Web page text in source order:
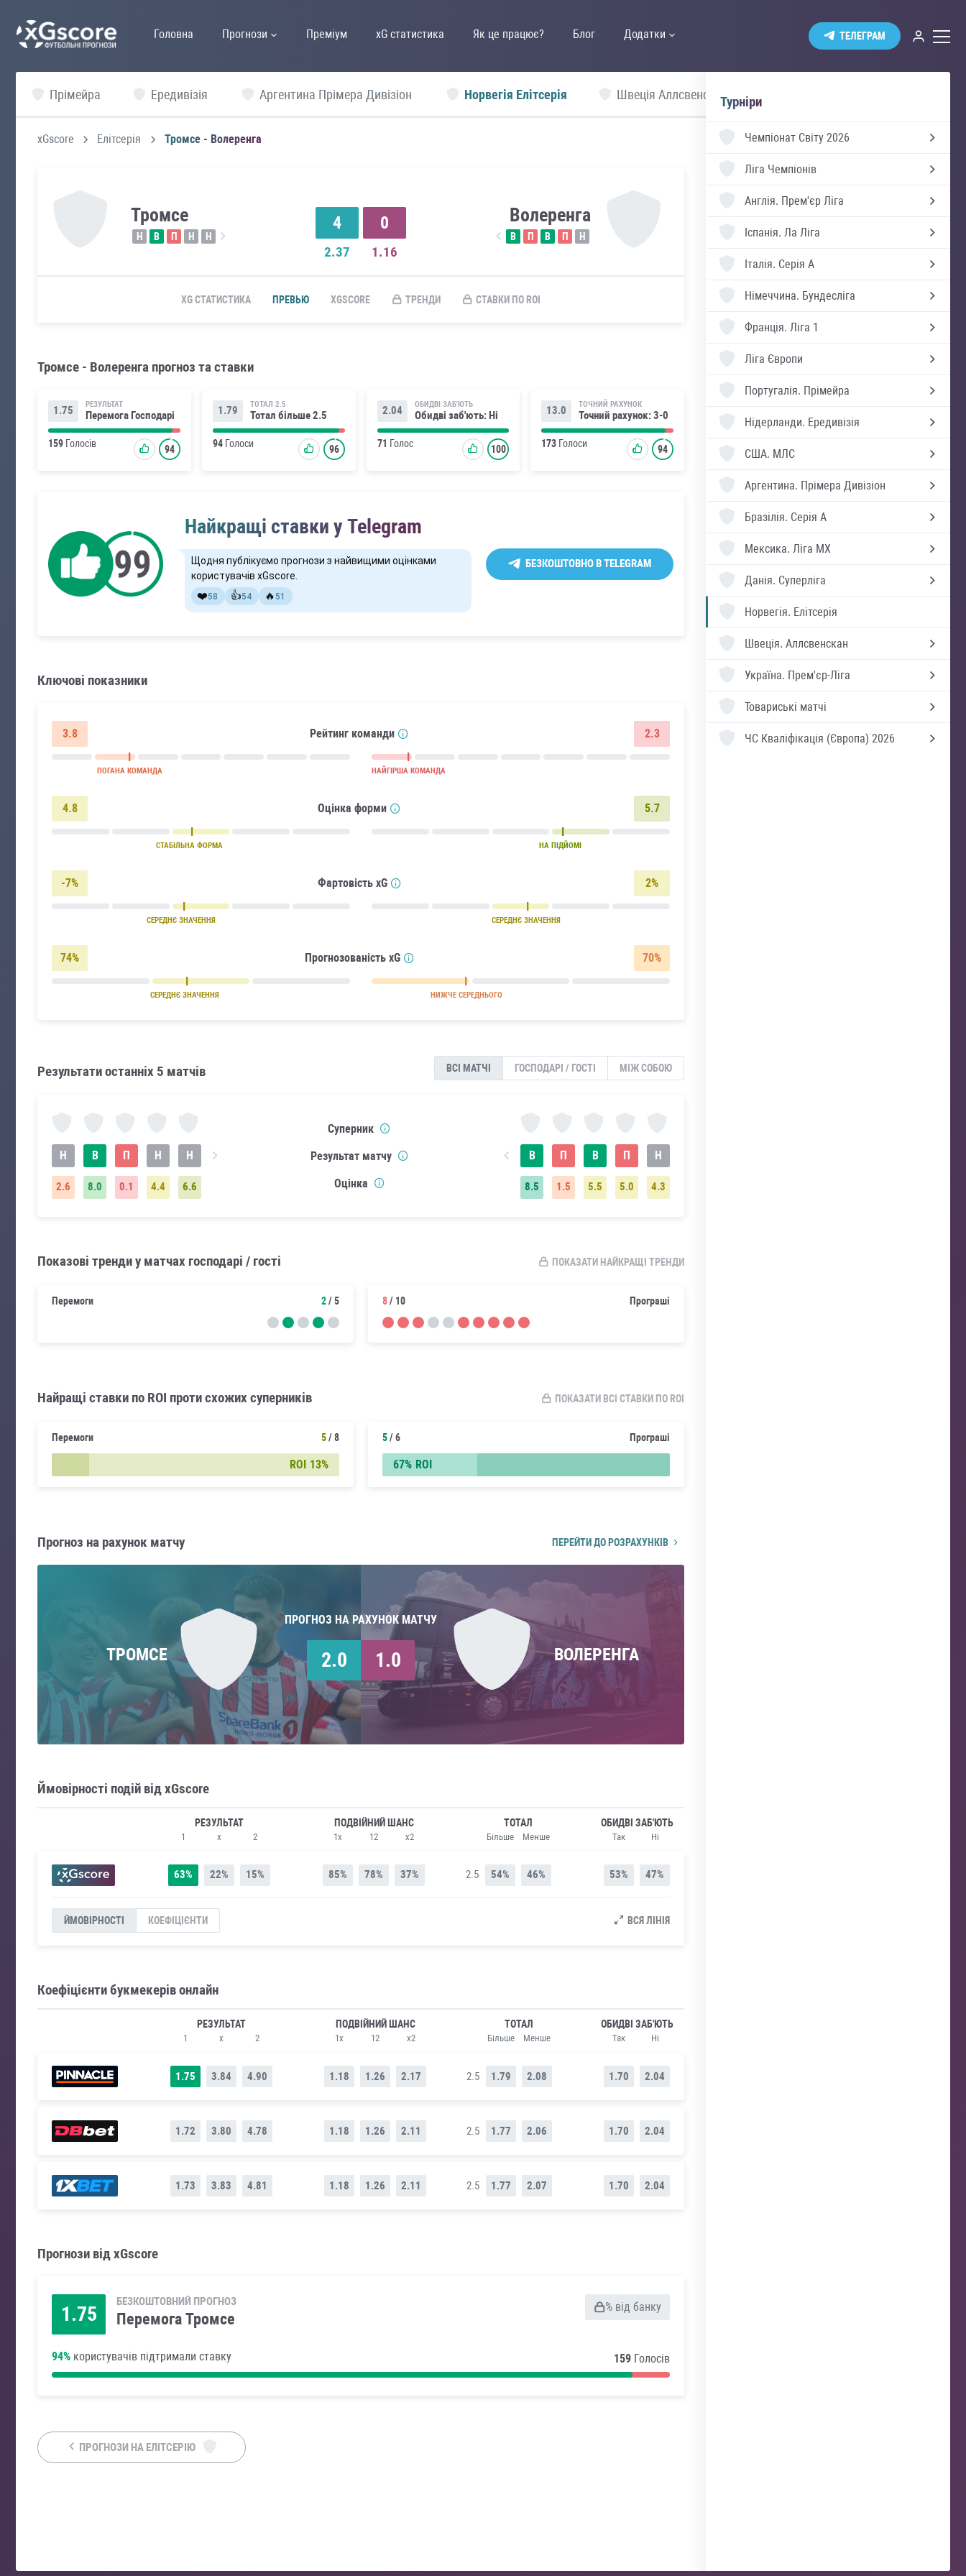
Головна Прогнози Преміум xG статистика Як це працює? Блог Додатки ТЕЛЕГРАМ
Прімейра Ередивізія Аргентина Прімера Дивізіон Норвегія Елітсерія Швеція Аллсвенскан
xGscore Елітсерія Тромсе - Волеренга
Тромсе
Н В П Н Н
4
2.37
0
1.16
Волеренга
В П В П Н
XG СТАТИСТИКА ПРЕВЬЮ XGSCORE ТРЕНДИ СТАВКИ ПО ROI
Тромсе - Волеренга прогноз та ставки
1.75 РЕЗУЛЬТАТ
Перемога Господарі
159 Голосів 94
1.79 ТОТАЛ 2.5
Тотал більше 2.5
94 Голоси 96
2.04 ОБИДВІ ЗАБ'ЮТЬ
Обидві заб'ють: Ні
71 Голос 100
13.0 ТОЧНИЙ РАХУНОК
Точний рахунок: 3-0
173 Голоси 94
Найкращі ставки у Telegram
Щодня публікуємо прогнози з найвищими оцінками
користувачів xGscore.
❤️58 👍54 🔥 51
БЕЗКОШТОВНО В TELEGRAM
Ключові показники
3.8 Рейтинг команди 2.3
ПОГАНА КОМАНДА НАЙГІРША КОМАНДА
4.8 Оцінка форми 5.7
СТАБІЛЬНА ФОРМА НА ПІДЙОМІ
-7% Фартовість xG 2%
СЕРЕДНЄ ЗНАЧЕННЯ СЕРЕДНЄ ЗНАЧЕННЯ
74% Прогнозованість xG 70%
СЕРЕДНЄ ЗНАЧЕННЯ НИЖЧЕ СЕРЕДНЬОГО
Результати останніх 5 матчів ВСІ МАТЧІ ГОСПОДАРІ / ГОСТІ МІЖ СОБОЮ
Н
6.6
Н
4.4
П
0.1
В
8.0
Н
2.6
Суперник
Результат матчу
Оцінка
В
8.5
П
1.5
В
5.5
П
5.0
Н
4.3
Показові тренди у матчах господарі / гості ПОКАЗАТИ НАЙКРАЩІ ТРЕНДИ
Перемоги 2/ 5 Програші
8/ 10
Найращі ставки по ROI проти схожих суперників ПОКАЗАТИ ВСІ СТАВКИ ПО ROI
Перемоги 5/ 8
ROI 13%
Програші
5/ 6
ROI
67%
Прогноз на рахунок матчу ПЕРЕЙТИ ДО РОЗРАХУНКІВ
ТРОМСЕ
ПРОГНОЗ НА РАХУНОК МАТЧУ
2.0 1.0 ВОЛЕРЕНГА
Ймовірності подій від xGscore
РЕЗУЛЬТАТ
1
63%
x
22%
2
15%
ПОДВІЙНИЙ ШАНС
1x
85%
12
78%
x2
37%
ТОТАЛ
2.5
Більше
54%
Менше
46%
ОБИДВІ ЗАБ'ЮТЬ
Так
53%
Ні
47%
ЙМОВІРНОСТІ КОЕФІЦІЄНТИ ВСЯ ЛІНІЯ
Коефіцієнти букмекерів онлайн
РЕЗУЛЬТАТ
1
1.75
x
3.84
2
4.90
ПОДВІЙНИЙ ШАНС
1x
1.18
12
1.26
x2
2.17
ТОТАЛ
2.5
Більше
1.79
Менше
2.08
ОБИДВІ ЗАБ'ЮТЬ
Так
1.70
Ні
2.04
1.72 3.80 4.78 1.18 1.26 2.11 2.5 1.77 2.06 1.70 2.04
1.73 3.83 4.81 1.18 1.26 2.11 2.5 1.77 2.07 1.70 2.04
Прогнози від xGscore
1.75
БЕЗКОШТОВНИЙ ПРОГНОЗ
Перемога Тромсе
% від банку
94% користувачів підтримали ставку 159 Голосів
ПРОГНОЗИ НА ЕЛІТСЕРІЮ
Турніри
Чемпіонат Світу 2026
Ліга Чемпіонів
Англія. Прем'єр Ліга
Іспанія. Ла Ліга
Італія. Серія А
Німеччина. Бундесліга
Франція. Ліга 1
Ліга Європи
Португалія. Прімейра
Нідерланди. Ередивізія
США. МЛС
Аргентина. Прімера Дивізіон
Бразілія. Серія А
Мексика. Ліга MX
Данія. Суперліга
Норвегія. Елітсерія
Швеція. Аллсвенскан
Україна. Прем'єр-Ліга
Товариські матчі
ЧС Кваліфікація (Європа) 2026